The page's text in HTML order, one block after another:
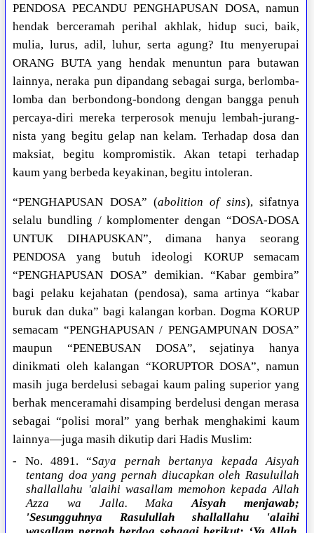
PENDOSA PECANDU PENGHAPUSAN DOSA, namun
hendak berceramah perihal akhlak, hidup suci, baik,
mulia, lurus, adil, luhur, serta agung? Itu menyerupai
ORANG BUTA yang hendak menuntun para butawan
lainnya, neraka pun dipandang sebagai surga, berlomba-
lomba dan berbondong-bondong dengan bangga penuh
percaya-diri mereka terperosok menuju lembah-jurang-
nista yang begitu gelap nan kelam. Terhadap dosa dan
maksiat, begitu kompromistik. Akan tetapi terhadap
kaum yang berbeda keyakinan, begitu intoleran.
“PENGHAPUSAN DOSA” (abolition of sins), sifatnya
selalu bundling / komplomenter dengan “DOSA-DOSA
UNTUK DIHAPUSKAN”, dimana hanya seorang
PENDOSA yang butuh ideologi KORUP semacam
“PENGHAPUSAN DOSA” demikian. “Kabar gembira”
bagi pelaku kejahatan (pendosa), sama artinya “kabar
buruk dan duka” bagi kalangan korban. Dogma KORUP
semacam “PENGHAPUSAN / PENGAMPUNAN DOSA”
maupun “PENEBUSAN DOSA”, sejatinya hanya
dinikmati oleh kalangan “KORUPTOR DOSA”, namun
masih juga berdelusi sebagai kaum paling superior yang
berhak menceramahi disamping berdelusi dengan merasa
sebagai “polisi moral” yang berhak menghakimi kaum
lainnya—juga masih dikutip dari Hadis Muslim:
- No. 4891. “Saya pernah bertanya kepada Aisyah
tentang doa yang pernah diucapkan oleh Rasulullah
shallallahu 'alaihi wasallam memohon kepada Allah
Azza wa Jalla. MakaAisyah menjawab;
'Sesungguhnya Rasulullah shallallahu 'alaihi